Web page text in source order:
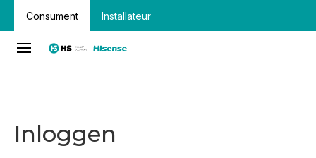
Consument Installateur
Inloggen